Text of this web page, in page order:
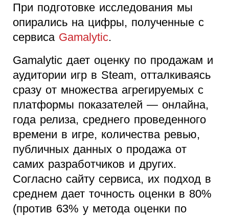
При подготовке исследования мы
опирались на цифры, полученные с
сервиса Gamalytic.
Gamalytic дает оценку по продажам и
аудитории игр в Steam, отталкиваясь
сразу от множества агрегируемых с
платформы показателей — онлайна,
года релиза, среднего проведенного
времени в игре, количества ревью,
публичных данных о продажа от
самих разработчиков и других.
Согласно сайту сервиса, их подход в
среднем дает точность оценки в 80%
(против 63% у метода оценки по